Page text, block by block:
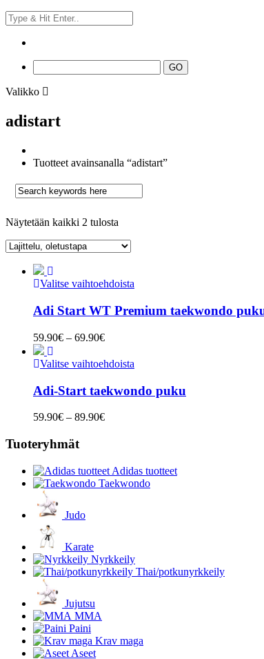
Valikko
adistart
Tuotteet avainsanalla “adistart”
Näytetään kaikki 2 tulosta
Valitse vaihtoehdoista
Adi Start WT Premium taekwondo
59.90€ – 69.90€Hintaluokka:
-
Valitse vaihtoehdoista
Adi-Start taekwondo puku
59.90€ – 89.90€Hintaluokka:
Tuoteryhmät
Adidas tuotteet
Taekwondo
Judo
Karate
Nyrkkeily
Thai/potkunyrkkeily
Jujutsu
MMA
Paini
Krav maga
Aseet